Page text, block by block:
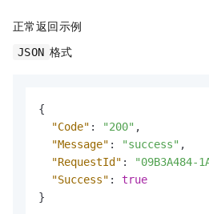
正常返回示例
JSON 格式
{
"Code" : "200" ,
"Message" : "success" ,
"RequestId" :
"09B3A484-
"Success" :
true
}